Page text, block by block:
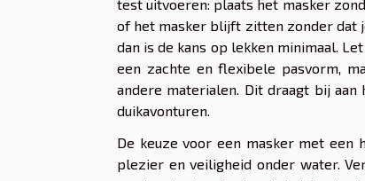
test uitvoeren: plaats het masker
of het masker blijft zitten zonder dat
dan is de kans op lekken minimaal.
een zachte en flexibele pasvorm,
andere materialen. Dit draagt bij
duikavonturen.
De keuze voor een masker met een
plezier en veiligheid onder water.